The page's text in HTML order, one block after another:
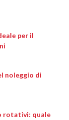
per il
noleggio di
rotativi: quale